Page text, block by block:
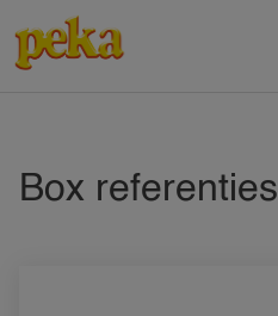
Box referenties